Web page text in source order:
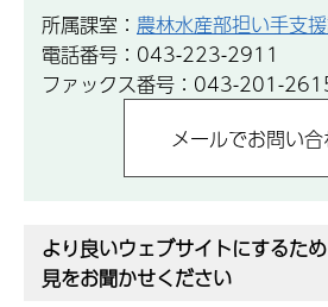
所属課室： 農林水産部担い手支
電話番号：043-223-2911
ファックス番号：043-201-
より良いウェブサイトにするた
見をお聞かせください